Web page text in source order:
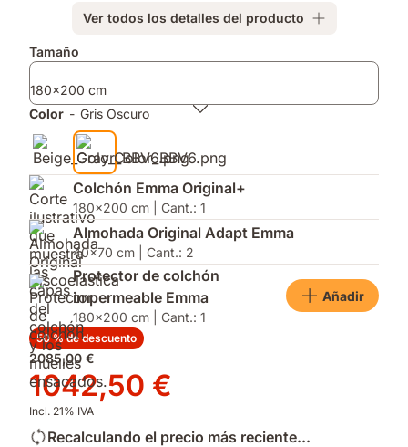
con
incluidas.
soporte
y
mejor
ventilación.
capas
en
firmeza
altura
para
adaptarse
a
tu
postura.
Ver todos los detalles del producto
Complementos
Tamaño
180x200 cm
Color - Gris Oscuro
Colchón Emma Original+
180x200 cm | Cant.: 1
Almohada Original Adapt Emma
40x70 cm | Cant.: 2
Protector de colchón
impermeable Emma
180x200 cm | Cant.: 1
Añadir
50 % de descuento
Precio
original
2085,00 €
2085,00 €
Precio
1042,50 €
1042,50 €
Incl. 21% IVA
Recalculando el precio más reciente...